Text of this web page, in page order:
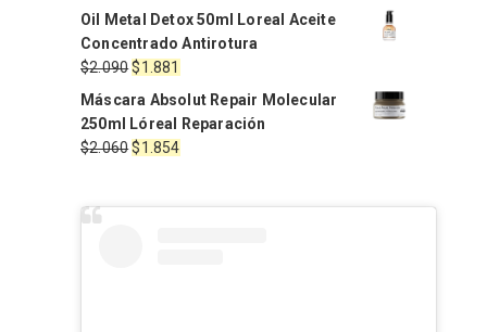
precio
original
era:
$2.060.
precio
actual
es:
$1.854.
Oil Metal Detox 50ml Loreal Aceite
Concentrado Antirotura
$2.090El
precio
original
era:
$2.090.
$1.881
precio
actual
es:
$1.881.
Máscara Absolut Repair Molecular
250ml Lóreal Reparación
$2.060El
$1.854El